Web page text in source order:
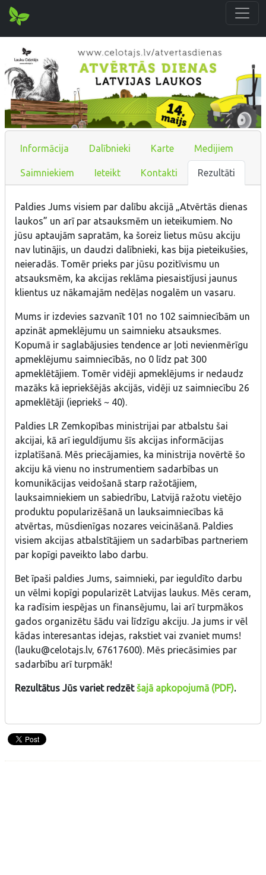
Informācija Dalībnieki Karte Medijiem
Saimniekiem Ieteikt Kontakti Rezultāti
Paldies Jums visiem par dalību akcijā „Atvērtās dienas
laukos” un arī par atsauksmēm un ieteikumiem. No
jūsu aptaujām sapratām, ka šoreiz lietus mūsu akciju
nav lutinājis, un daudzi dalībnieki, kas bija pieteikušies,
neieradās. Tomēr prieks par jūsu pozitīvismu un
atsauksmēm, ka akcijas reklāma piesaistījusi jaunus
klientus uz nākamajām nedēļas nogalēm un vasaru.
Mums ir izdevies sazvanīt 101 no 102 saimniecībām un
apzināt apmeklējumu un saimnieku atsauksmes.
Kopumā ir saglabājusies tendence ar ļoti nevienmērīgu
apmeklējumu saimniecībās, no 0 līdz pat 300
apmeklētājiem. Tomēr vidēji apmeklējums ir nedaudz
mazāks kā iepriekšējās akcijās, vidēji uz saimniecību 26
apmeklētāji (iepriekš ~ 40).
Paldies LR Zemkopības ministrijai par atbalstu šai
akcijai, kā arī ieguldījumu šīs akcijas informācijas
izplatīšanā. Mēs priecājamies, ka ministrija novērtē šo
akciju kā vienu no instrumentiem sadarbības un
komunikācijas veidošanā starp ražotājiem,
lauksaimniekiem un sabiedrību, Latvijā ražotu vietējo
produktu popularizēšanā un lauksaimniecības kā
atvērtas, mūsdienīgas nozares veicināšanā. Paldies
visiem akcijas atbalstītājiem un sadarbības partneriem
par kopīgi paveikto labo darbu.
Bet īpaši paldies Jums, saimnieki, par ieguldīto darbu
un vēlmi kopīgi popularizēt Latvijas laukus. Mēs ceram,
ka radīsim iespējas un finansējumu, lai arī turpmākos
gados organizētu šādu vai līdzīgu akciju. Ja jums ir vēl
kādas interesantas idejas, rakstiet vai zvaniet mums!
(lauku@celotajs.lv, 67617600). Mēs priecāsimies par
sadarbību arī turpmāk!
Rezultātus Jūs variet redzētšajā apkopojumā (PDF).